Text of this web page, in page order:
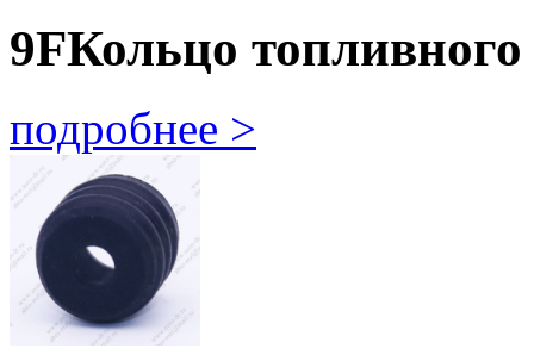
9FКольцо топливного
подробнее >